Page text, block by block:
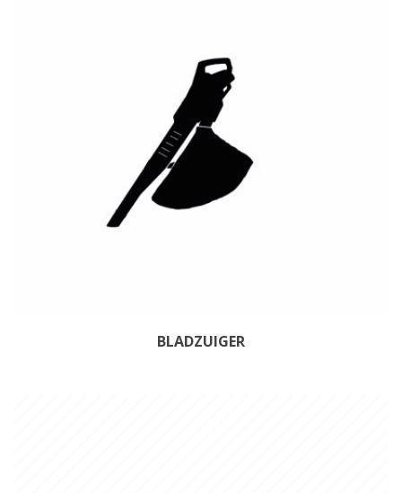
BLADZUIGER